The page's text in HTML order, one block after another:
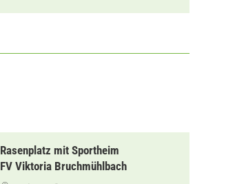
Rasenplatz mit Sportheim
FV Viktoria Bruchmühlbach